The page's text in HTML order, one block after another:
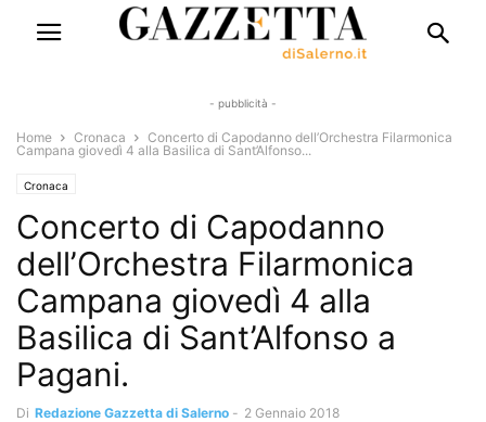
- pubblicità -
Home Cronaca
Concerto di Capodanno dell’Orchestra Filarmonica
Campana giovedì 4 alla Basilica di Sant’Alfonso...
Cronaca
Concerto di Capodanno
dell’Orchestra Filarmonica
Campana giovedì 4 alla
Basilica di Sant’Alfonso a
Pagani.
Di Redazione Gazzetta di Salerno - 2 Gennaio 2018